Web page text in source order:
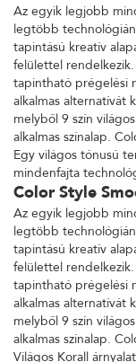
Az egyik legjobb
legtöbb
tapintású kreatív
felülettel
tapintható prégelési
alkalmas alternatívát
melyből 9 szín
alkalmas színalap.
Egy világos tónusú
mindenfajta
Color Style
Az egyik legjobb
legtöbb
tapintású kreatív
felülettel
tapintható prégelési
alkalmas alternatívát
melyből 9 szín
alkalmas színalap.
Világos Korall